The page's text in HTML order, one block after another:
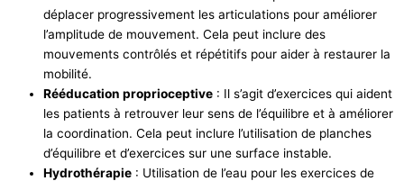
déplacer progressivement les articulations pour améliorer
l’amplitude de mouvement. Cela peut inclure des
mouvements contrôlés et répétitifs pour aider à restaurer la
mobilité.
Rééducation proprioceptive : Il s’agit d’exercices qui aident
les patients à retrouver leur sens de l’équilibre et à améliorer
la coordination. Cela peut inclure l’utilisation de planches
d’équilibre et d’exercices sur une surface instable.
Hydrothérapie : Utilisation de l’eau pour les exercices de